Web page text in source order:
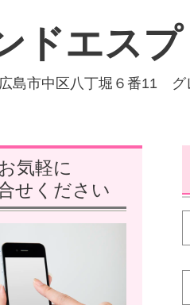
ドエスプ
島市中区八丁堀６番11 グ
お気軽に
せください